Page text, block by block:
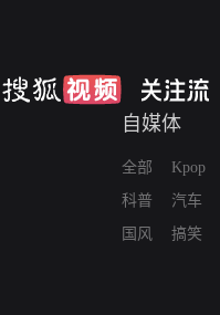
自媒体
全部
科普
国风
Kpop
汽车
搞笑